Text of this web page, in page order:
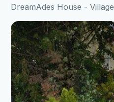
DreamAdes House - Village